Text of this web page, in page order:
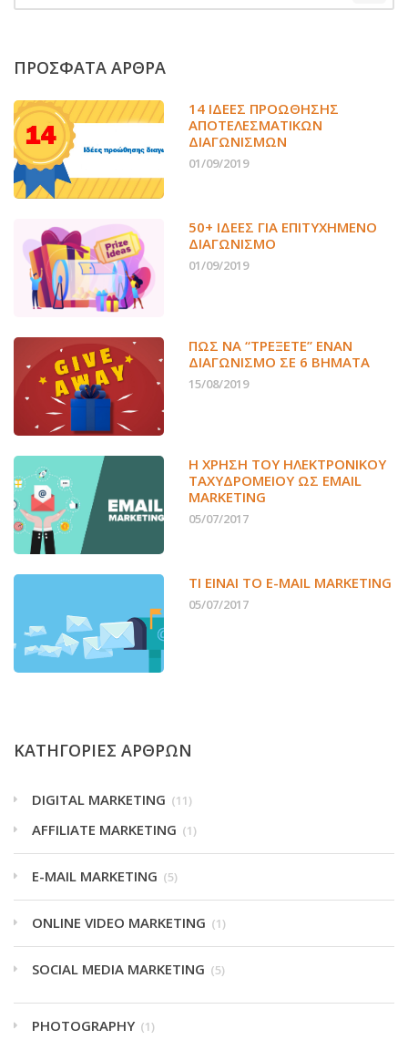
ΠΡΟΣΦΑΤΑ ΑΡΘΡΑ
14 ΙΔΈΕΣ ΠΡΟΏΘΗΣΗΣ
ΑΠΟΤΕΛΕΣΜΑΤΙΚΏΝ
ΔΙΑΓΩΝΙΣΜΏΝ
01/09/2019
50+ ΙΔΕΕΣ ΓΙΑ ΕΠΙΤΥΧΗΜΕΝΟ
ΔΙΑΓΩΝΙΣΜΟ
01/09/2019
ΠΏΣ ΝΑ “ΤΡΈΞΕΤΕ” ΈΝΑΝ
ΔΙΑΓΩΝΙΣΜΌ ΣΕ 6 ΒΉΜΑΤΑ
15/08/2019
Η ΧΡΉΣΗ ΤΟΥ ΗΛΕΚΤΡΟΝΙΚΟΎ
ΤΑΧΥΔΡΟΜΕΊΟΥ ΩΣ EMAIL
MARKETING
05/07/2017
ΤΙ ΕΊΝΑΙ ΤΟ E-MAIL MARKETING
05/07/2017
ΚΑΤΗΓΟΡΙΕΣ ΑΡΘΡΩΝ
DIGITAL MARKETING (11)
AFFILIATE MARKETING (1)
E-MAIL MARKETING (5)
ONLINE VIDEO MARKETING (1)
SOCIAL MEDIA MARKETING (5)
PHOTOGRAPHY (1)